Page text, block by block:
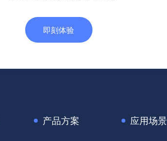
即刻体验
产品方案 应用场景